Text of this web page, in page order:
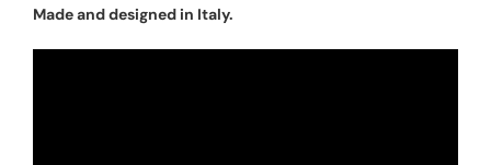
Made and designed in Italy.